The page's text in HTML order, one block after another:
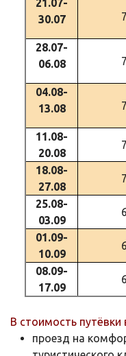
21.07-
30.07
28.07-
06.08
04.08-
13.08
11.08-
20.08
18.08-
27.08
25.08-
03.09
01.09-
10.09
08.09-
17.09
В стоимость путёвки
проезд на